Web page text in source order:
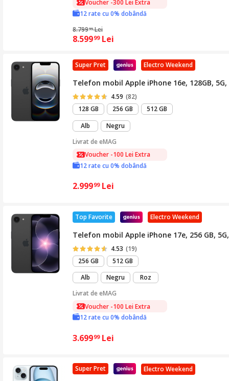
Voucher -300 Lei Extra
12 rate cu 0% dobândă
8.79999 Lei
8.59999 Lei
Electro Weekend
Super Pret
Telefon mobil Apple iPhone 16e, 128GB, 5G,
4.59 (82)
128 GB
256 GB
512 GB
Alb
Negru
Livrat deeMAG
Voucher -100 Lei Extra
12 rate cu 0% dobândă
2.99999 Lei
Electro Weekend
Top Favorite
Telefon mobil Apple iPhone 17e, 256 GB,
4.53 (19)
256 GB
512 GB
Alb
Negru
Roz
Livrat deeMAG
Voucher -100 Lei Extra
12 rate cu 0% dobândă
3.69999 Lei
Electro Weekend
Super Pret